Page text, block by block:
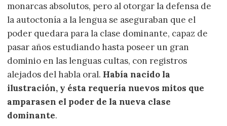
monarcas absolutos, pero al otorgar la defensa de
la autoctonía a la lengua se aseguraban que el
poder quedara para la clase dominante, capaz de
pasar años estudiando hasta poseer un gran
dominio en las lenguas cultas, con registros
alejados del habla oral. Había nacido la
ilustración, y ésta requería nuevos mitos que
amparasen el poder de la nueva clase
dominante.